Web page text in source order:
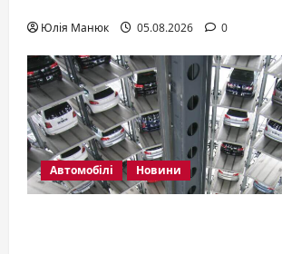
Юлія Манюк 05.08.2026 0
Автомобілі Новини